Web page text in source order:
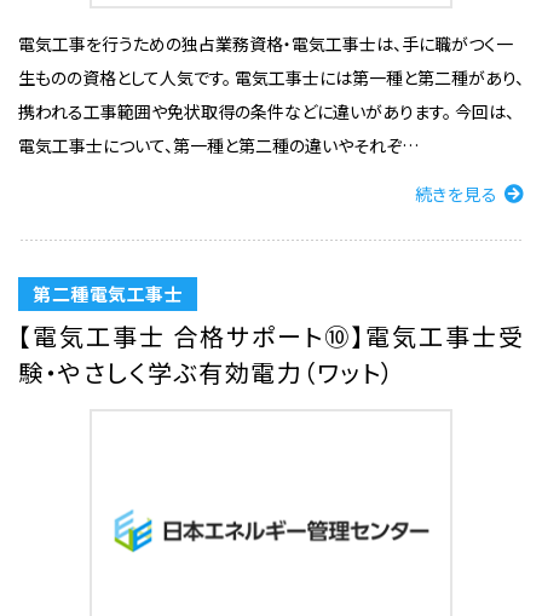
電気工事を行うための独占業務資格・電気工事士は、手に職がつく一
生ものの資格として人気です。 電気工事士には第一種と第二種があり、
携われる工事範囲や免状取得の条件などに違いがあります。 今回は、
電気工事士について、第一種と第二種の違いやそれぞ…
続きを見る
第二種電気工事士
【電気工事士 合格サポート⑩】電気工事士受
験・やさしく学ぶ有効電力（ワット）